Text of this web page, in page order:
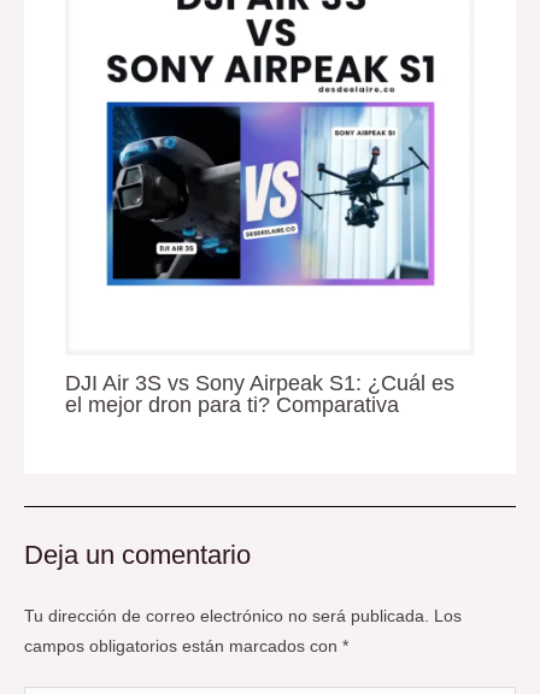
DJI Air 3S vs Sony Airpeak S1: ¿Cuál es
el mejor dron para ti? Comparativa
Deja un comentario
Tu dirección de correo electrónico no será publicada. Los
campos obligatorios están marcados con *